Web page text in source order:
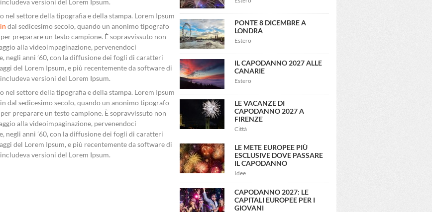
versioni del Lorem Ipsum.
nel settore della tipografia e della stampa. Lorem Ipsum
dal sedicesimo secolo, quando un anonimo tipografo
preparare un testo campione. È sopravvissuto non
alla videoimpaginazione, pervenendoci
negli anni ’60, con la diffusione dei fogli di caratteri
del Lorem Ipsum, e più recentemente da software di
versioni del Lorem Ipsum.
nel settore della tipografia e della stampa. Lorem Ipsum
dal sedicesimo secolo, quando un anonimo tipografo
preparare un testo campione. È sopravvissuto non
alla videoimpaginazione, pervenendoci
negli anni ’60, con la diffusione dei fogli di caratteri
del Lorem Ipsum, e più recentemente da software di
versioni del Lorem Ipsum.
PONTE 8 DICEMBRE A
LONDRA
Estero
IL CAPODANNO 2027 ALLE
CANARIE
Estero
LE VACANZE DI
CAPODANNO 2027 A
FIRENZE
Città
LE METE EUROPEE PIÙ
ESCLUSIVE DOVE PASSARE
IL CAPODANNO
Idee
CAPODANNO 2027: LE
CAPITALI EUROPEE PER I
GIOVANI